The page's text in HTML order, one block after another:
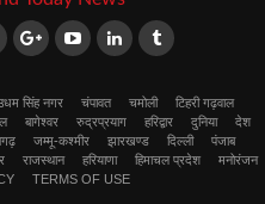
सिंह नगर चंपावत चमोली
टिहरी गढ़वाल
बागेश्वर रुद्रप्रयाग हरिद्वार दुनिया
देश
जम्मू-कश्मीर झारखण्ड दिल्ली
पंजाब
राजस्थान हरियाणा हिमाचल प्रदेश
मनोरंजन
TERMS OF USE